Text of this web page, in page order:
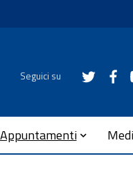
Seguici su
Appuntamenti